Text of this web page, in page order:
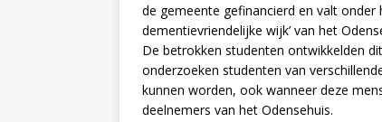
de gemeente gefinancierd en valt onder
dementievriendelijke wijk’ van het
De betrokken studenten ontwikkelden
onderzoeken studenten van
kunnen worden, ook wanneer deze
deelnemers van het Odensehuis.